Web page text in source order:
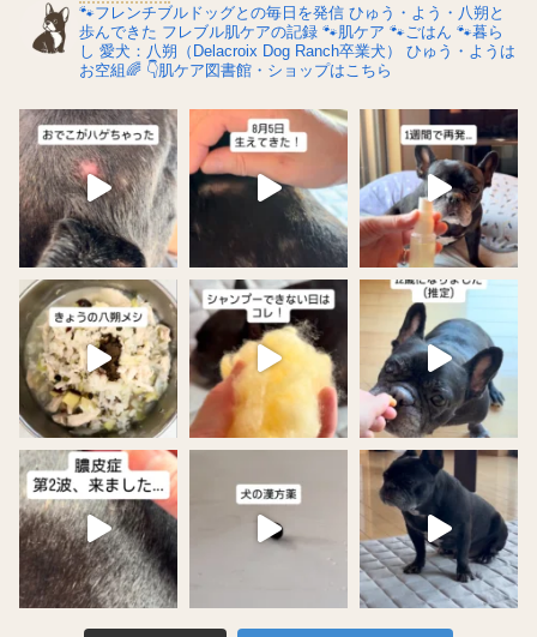
🐾フレンチブルドッグとの毎日を発信 ひゅう・よう・八朔と
歩んできた フレブル肌ケアの記録 🐾肌ケア 🐾ごはん 🐾暮ら
し 愛犬：八朔（Delacroix Dog Ranch卒業犬）
ひゅう・ようは
お空組🌈 👇肌ケア図書館・ショップはこちら